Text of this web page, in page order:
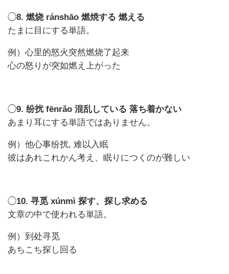
◯8. 燃烧 ránshāo 燃焼する 燃える
たまに目にする単語。
例）心里的怒火突然燃烧了起来
心の怒りが突如燃え上がった
◯9. 纷扰 fēnrǎo 混乱している 落ち着かない
あまり耳にする単語ではありません。
例）他心事纷扰, 难以入眠
彼はあれこれかん考え、眠りにつくのが難しい
◯10. 寻觅 xúnmì 探す、探し求める
文章の中で使われる単語。
例）到处寻觅
あちこち探し回る